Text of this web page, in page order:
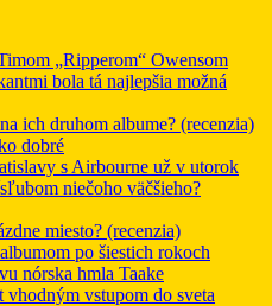
„Ripperom“ Owensom
bola tá najlepšia možná
ich druhom albume? (recenzia)
dobré
s Airbourne už v utorok
niečoho väčšieho?
miesto? (recenzia)
po šiestich rokoch
nórska hmla Taake
vstupom do sveta